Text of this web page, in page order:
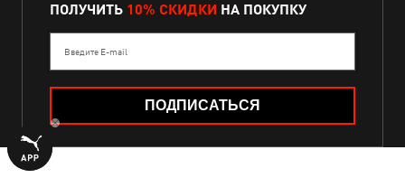
ПОЛУЧИТЬ 10% СКИДКИ НА ПОКУПКУ
Введите E-mail
ПОДПИСАТЬСЯ